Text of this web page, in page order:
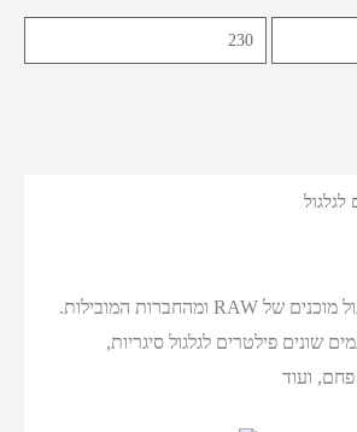
לגלגול
מבחר פילטרים לגלגול מוכנים של RAW ומהחברות המובילות.
שונים פילטרים לגלגול סיגריות,
פחם, ועוד